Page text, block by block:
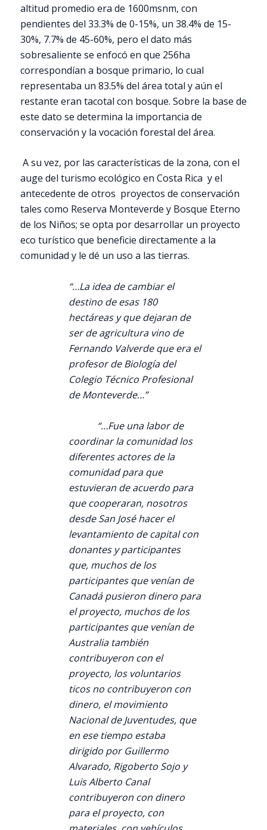
altitud promedio era de 1600msnm, con
pendientes del 33.3% de 0-15%, un 38.4% de 15-
30%, 7.7% de 45-60%, pero el dato más
sobresaliente se enfocó en que 256ha
correspondían a bosque primario, lo cual
representaba un 83.5% del área total y aún el
restante eran tacotal con bosque. Sobre la base de
este dato se determina la importancia de
conservación y la vocación forestal del área.
A su vez, por las características de la zona, con el
auge del turismo ecológico en Costa Rica y el
antecedente de otros proyectos de conservación
tales como Reserva Monteverde y Bosque Eterno
de los Niños; se opta por desarrollar un proyecto
eco turístico que beneficie directamente a la
comunidad y le dé un uso a las tierras.
“…La idea de cambiar el
destino de esas 180
hectáreas y que dejaran de
ser de agricultura vino de
Fernando Valverde que era el
profesor de Biología del
Colegio Técnico Profesional
de Monteverde…”
“…Fue una labor de
coordinar la comunidad los
diferentes actores de la
comunidad para que
estuvieran de acuerdo para
que cooperaran, nosotros
desde San José hacer el
levantamiento de capital con
donantes y participantes
que, muchos de los
participantes que venían de
Canadá pusieron dinero para
el proyecto, muchos de los
participantes que venían de
Australia también
contribuyeron con el
proyecto, los voluntarios
ticos no contribuyeron con
dinero, el movimiento
Nacional de Juventudes, que
en ese tiempo estaba
dirigido por Guillermo
Alvarado, Rigoberto Sojo y
Luis Alberto Canal
contribuyeron con dinero
para el proyecto, con